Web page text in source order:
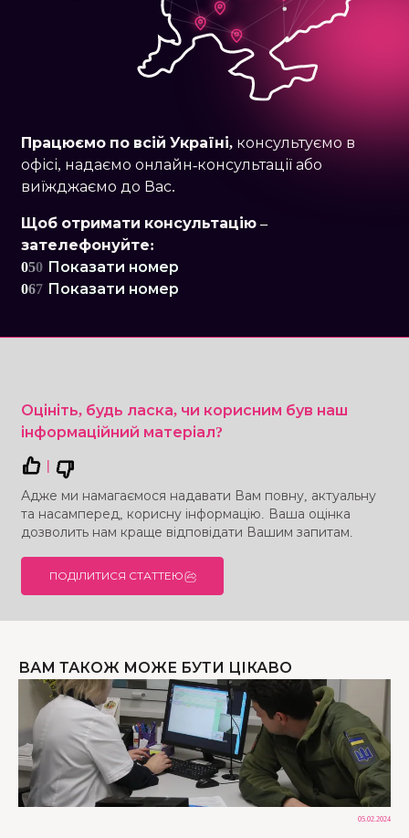
Працюємо по всій Україні, консультуємо в
офісі, надаємо онлайн-консультації або
виїжджаємо до Вас.
Щоб отримати консультацію –
зателефонуйте:
050 Показати номер
067 Показати номер
Оцініть, будь ласка, чи корисним був наш
інформаційний матеріал?
|
Адже ми намагаємося надавати Вам повну, актуальну
та насамперед, корисну інформацію. Ваша оцінка
дозволить нам краще відповідати Вашим запитам.
ПОДІЛИТИСЯ СТАТТЕЮ
ВАМ ТАКОЖ МОЖЕ БУТИ ЦІКАВО
05.02.2024